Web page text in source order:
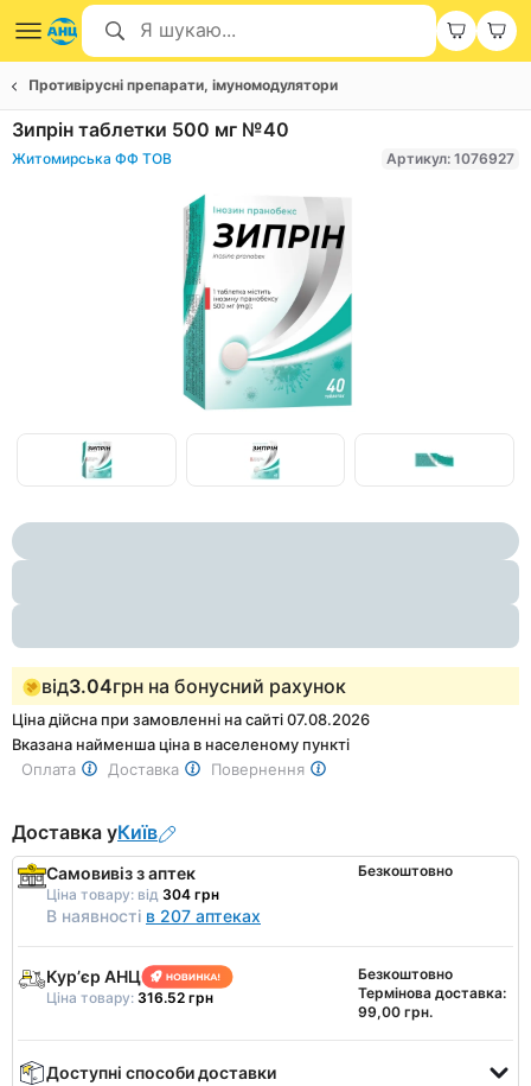
Противірусні препарати, імуномодулятори
Зипрін таблетки 500 мг №40
Житомирська ФФ ТОВ Артикул: 1076927
Item
of
1
of
від3.04грн на бонусний рахунок
Ціна дійсна при замовленні на сайті 07.08.2026
Вказана найменша ціна в населеному пункті
Оплата
Доставка Повернення
Доставка уКиїв
Самовивіз з аптек
Ціна товару: від 304 грн
В наявності в 207 аптеках
Безкоштовно
Курʼєр АНЦ
Ціна товару: 316.52 грн
Безкоштовно
Термінова доставка:
99,00 грн.
Доступні способи доставки